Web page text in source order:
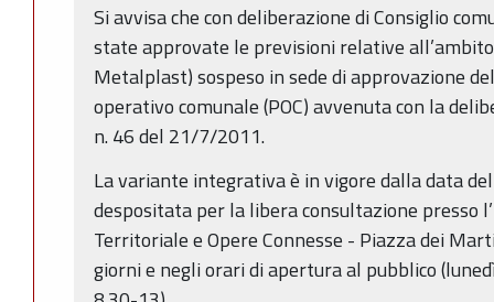
Si avvisa che con deliberazione di Consiglio
state approvate le previsioni relative
Metalplast) sospeso in sede di approvazione
operativo comunale (POC) avvenuta con la
n. 46 del 21/7/2011.
La variante integrativa è in vigore dalla data
despositata per la libera consultazione presso
Territoriale e Opere Connesse - Piazza dei
giorni e negli orari di apertura al pubblico